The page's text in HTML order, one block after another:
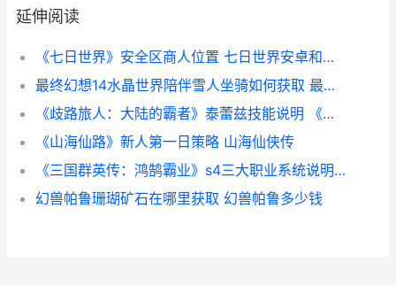
延伸阅读
《七日世界》安全区商人位置 七日世界安卓和苹果数据一样吗
最终幻想14水晶世界陪伴雪人坐骑如何获取 最终幻想14水晶世界
《歧路旅人：大陆的霸者》泰蕾兹技能说明 《歧路旅人:大陆的霸者》重置石在哪买
《山海仙路》新人第一日策略 山海仙侠传
《三国群英传：鸿鹄霸业》s4三大职业系统说明 三国群英传7
幻兽帕鲁珊瑚矿石在哪里获取 幻兽帕鲁多少钱